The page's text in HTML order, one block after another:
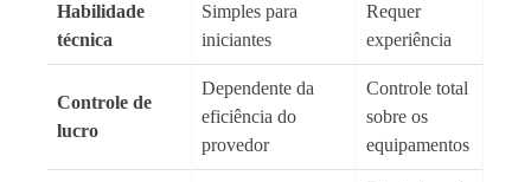
Habilidade
técnica
Simples para
iniciantes
Requer
experiência
Controle de
lucro
Dependente da
eficiência do
provedor
Controle total
sobre os
equipamentos